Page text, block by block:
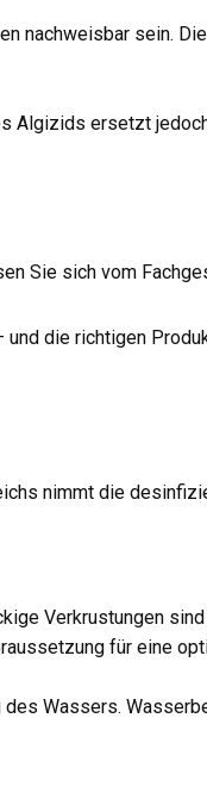
nachweisbar sein.
Algizids ersetzt
Sie sich vom
die richtigen
nimmt die
Verkrustungen
für eine
Wassers.